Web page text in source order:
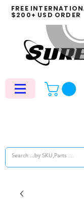
FREE
$200+ USD ORDER